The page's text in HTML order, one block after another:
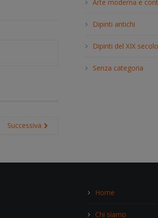
Successiva
h
Arte moderna e
Dipinti antichi
Dipinti del XIX secolo
Senza categoria
Home
Chi siamo